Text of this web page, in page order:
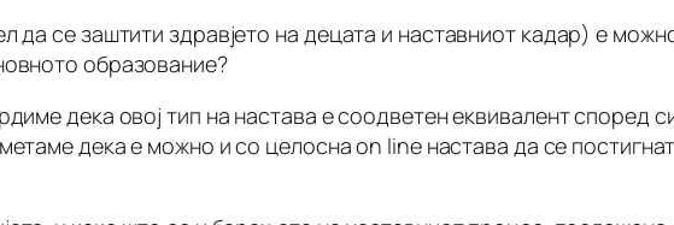
се заштити здравјето на децата и наставниот кадар) е
образование?
дека овој тип на настава е соодветен еквивалент според
дека е можно и со целосна on line настава да се